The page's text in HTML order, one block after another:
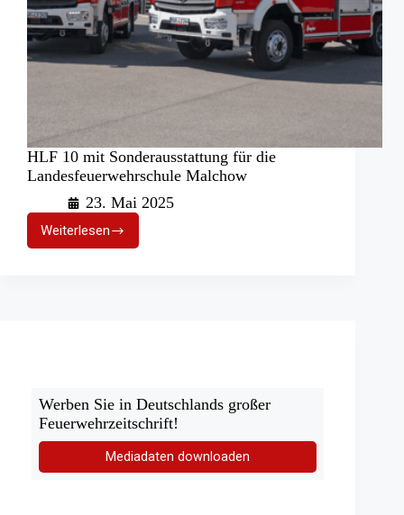
HLF 10 mit Sonderausstattung für die
Landesfeuerwehrschule Malchow
23. Mai 2025
Weiterlesen
HLF
10
Werben Sie in Deutschlands großer
Feuerwehrzeitschrift!
Mediadaten downloaden